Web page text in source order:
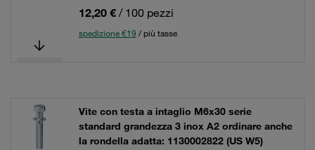
12,20 € / 100 pezzi
spedizione €19 / più tasse
Vite con testa a intaglio M6x30 serie
standard grandezza 3 inox A2 ordinare anche
la rondella adatta: 1130002822 (US W5)